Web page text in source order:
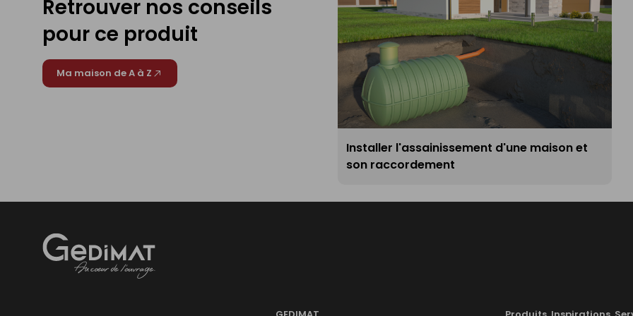
Retrouver nos conseils
pour ce produit
Ma maison de A à Z
Installer l'assainissement d'une maison et
son raccordement